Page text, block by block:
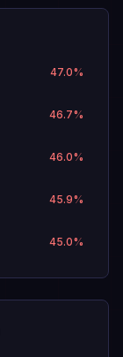
47.0%
46.7%
46.0%
45.9%
45.0%